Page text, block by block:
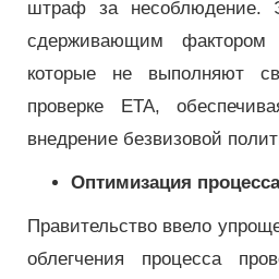
штраф за несоблюдение.
сдерживающим фактором
которые не выполняют
проверке ETA,
внедрение безвизовой
Оптимизация
Правительство ввело
облегчения процесса